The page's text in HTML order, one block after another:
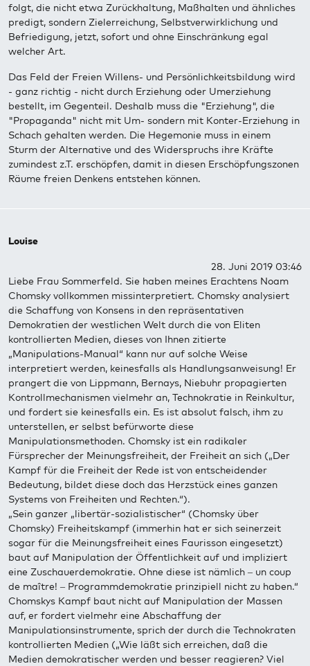
folgt, die nicht etwa Zurückhaltung, Maßhalten und ähnliches
predigt, sondern Zielerreichung, Selbstverwirklichung und
Befriedigung, jetzt, sofort und ohne Einschränkung egal
welcher Art.
Das Feld der Freien Willens- und Persönlichkeitsbildung wird
- ganz richtig - nicht durch Erziehung oder Umerziehung
bestellt, im Gegenteil. Deshalb muss die "Erziehung", die
"Propaganda" nicht mit Um- sondern mit Konter-Erziehung in
Schach gehalten werden. Die Hegemonie muss in einem
Sturm der Alternative und des Widerspruchs ihre Kräfte
zumindest z.T. erschöpfen, damit in diesen Erschöpfungszonen
Räume freien Denkens entstehen können.
Louise
28. Juni 2019 03:46
Liebe Frau Sommerfeld. Sie haben meines Erachtens Noam
Chomsky vollkommen missinterpretiert. Chomsky analysiert
die Schaffung von Konsens in den repräsentativen
Demokratien der westlichen Welt durch die von Eliten
kontrollierten Medien, dieses von Ihnen zitierte
„Manipulations-Manual“ kann nur auf solche Weise
interpretiert werden, keinesfalls als Handlungsanweisung! Er
prangert die von Lippmann, Bernays, Niebuhr propagierten
Kontrollmechanismen vielmehr an, Technokratie in Reinkultur,
und fordert sie keinesfalls ein. Es ist absolut falsch, ihm zu
unterstellen, er selbst befürworte diese
Manipulationsmethoden. Chomsky ist ein radikaler
Fürsprecher der Meinungsfreiheit, der Freiheit an sich („Der
Kampf für die Freiheit der Rede ist von entscheidender
Bedeutung, bildet diese doch das Herzstück eines ganzen
Systems von Freiheiten und Rechten.“).
„Sein ganzer „libertär-sozialistischer“ (Chomsky über
Chomsky) Freiheitskampf (immerhin hat er sich seinerzeit
sogar für die Meinungsfreiheit eines Faurisson eingesetzt)
baut auf Manipulation der Öffentlichkeit auf und impliziert
eine Zuschauerdemokratie. Ohne diese ist nämlich – un coup
de maître! – Programmdemokratie prinzipiell nicht zu haben.“
Chomskys Kampf baut nicht auf Manipulation der Massen
auf, er fordert vielmehr eine Abschaffung der
Manipulationsinstrumente, sprich der durch die Technokraten
kontrollierten Medien („Wie läßt sich erreichen, daß die
Medien demokratischer werden und besser reagieren? Viel